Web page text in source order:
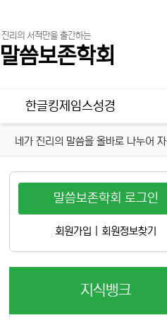
진리의 서적만을 출간하는
말씀보존학회
메인 메뉴
한글킹제임스성경
네가 진리의 말씀을 올바로 나누어
말씀보존학회 로그인
회원가입 회원정보찾기
지식뱅크